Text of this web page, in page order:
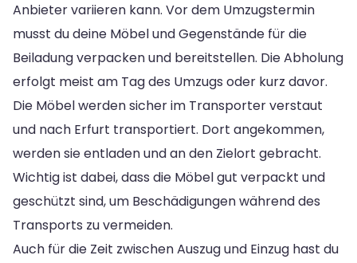
Anbieter variieren kann. Vor dem Umzugstermin
musst du deine Möbel und Gegenstände für die
Beiladung verpacken und bereitstellen. Die Abholung
erfolgt meist am Tag des Umzugs oder kurz davor.
Die Möbel werden sicher im Transporter verstaut
und nach Erfurt transportiert. Dort angekommen,
werden sie entladen und an den Zielort gebracht.
Wichtig ist dabei, dass die Möbel gut verpackt und
geschützt sind, um Beschädigungen während des
Transports zu vermeiden.
Auch für die Zeit zwischen Auszug und Einzug hast du